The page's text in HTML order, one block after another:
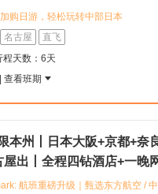
购日游，轻松玩转中部日本
酒店（HOTEL MYSTAYS Nagoya
位置：荣商圈核心，地铁荣站/久屋
名古屋
直飞
程天数：6天
查看班期
本州丨日本大阪+京都+奈
屋出丨全程四钻酒店+一晚
红蟹道乐料理+京都汤豆
航班重磅升级｜甄选东方航空 /